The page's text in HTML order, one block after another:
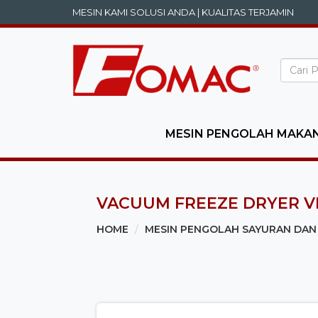
MESIN KAMI SOLUSI ANDA | KUALITAS TERJAMIN
MESIN PENGOLAH
VACUUM FREEZE DRYER
HOME MESIN PENGOLAH SAYURAN